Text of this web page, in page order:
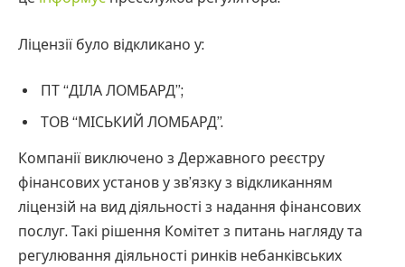
Ліцензії було відкликано у:
ПТ “ДІЛА ЛОМБАРД”;
ТОВ “МІСЬКИЙ ЛОМБАРД”.
Компанії виключено з Державного реєстру
фінансових установ у зв’язку з відкликанням
ліцензій на вид діяльності з надання фінансових
послуг. Такі рішення Комітет з питань нагляду та
регулювання діяльності ринків небанківських